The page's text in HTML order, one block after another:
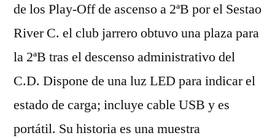
de los Play-Off de ascenso a 2ªB por el Sestao
River C. el club jarrero obtuvo una plaza para
la 2ªB tras el descenso administrativo del
C.D. Dispone de una luz LED para indicar el
estado de carga; incluye cable USB y es
portátil. Su historia es una muestra